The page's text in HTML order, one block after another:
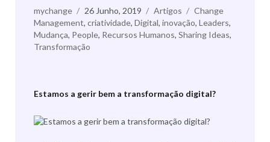
Autor
mychange
Publicado
a
26 Junho, 2019 Categorias
Artigos Etiquetas
Change
Management, criatividade, Digital, inovação, Leaders,
Mudança, People, Recursos Humanos, Sharing Ideas,
Transformação
Estamos a gerir bem a transformação digital?